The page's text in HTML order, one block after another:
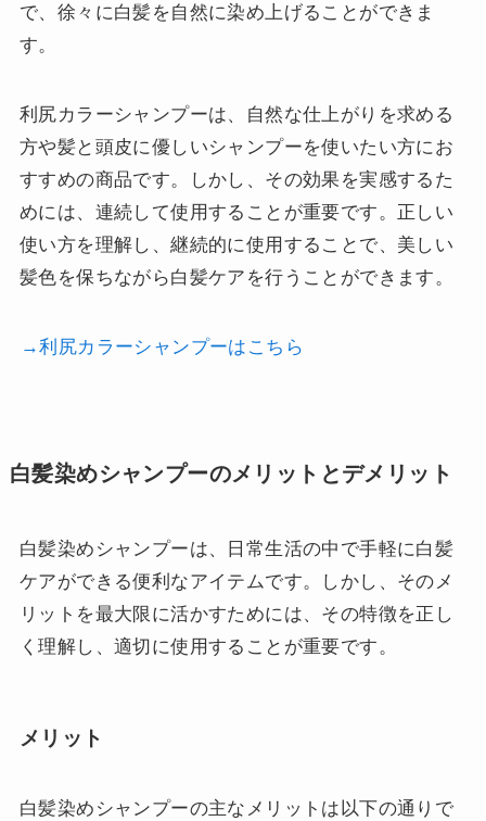
で、徐々に白髪を自然に染め上げることができま
す。
利尻カラーシャンプーは、自然な仕上がりを求める
方や髪と頭皮に優しいシャンプーを使いたい方にお
すすめの商品です。しかし、その効果を実感するた
めには、連続して使用することが重要です。正しい
使い方を理解し、継続的に使用することで、美しい
髪色を保ちながら白髪ケアを行うことができます。
→利尻カラーシャンプーはこちら
白髪染めシャンプーのメリットとデメリット
白髪染めシャンプーは、日常生活の中で手軽に白髪
ケアができる便利なアイテムです。しかし、そのメ
リットを最大限に活かすためには、その特徴を正し
く理解し、適切に使用することが重要です。
メリット
白髪染めシャンプーの主なメリットは以下の通りで